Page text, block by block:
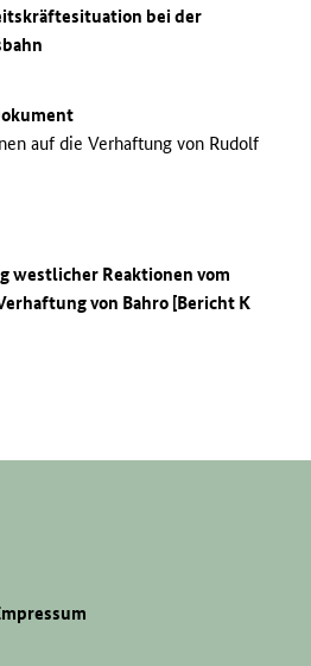
bei der
auf die Verhaftung von Rudolf
westlicher Reaktionen vom
von Bahro [Bericht K